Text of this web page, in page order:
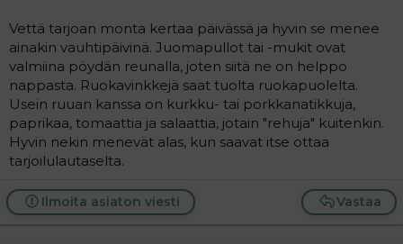
Vettä tarjoan monta kertaa päivässä ja hyvin se menee
ainakin vauhtipäivinä. Juomapullot tai -mukit ovat
valmiina pöydän reunalla, joten siitä ne on helppo
nappasta. Ruokavinkkejä saat tuolta ruokapuolelta.
Usein ruuan kanssa on kurkku- tai porkkanatikkuja,
paprikaa, tomaattia ja salaattia, jotain "rehuja" kuitenkin.
Hyvin nekin menevät alas, kun saavat itse ottaa
tarjoilulautaselta.
Vastaa
Ilmoita asiaton viesti